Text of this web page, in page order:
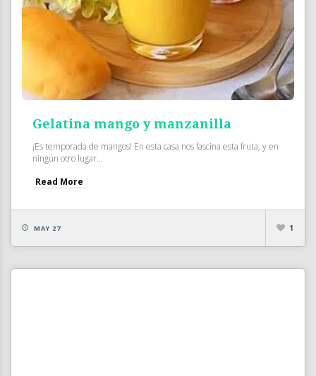
Gelatina mango y manzanilla
¡Es temporada de mangos! En esta casa nos fascina esta fruta, y en
ningún otro lugar...
Read More
MAY 27 1